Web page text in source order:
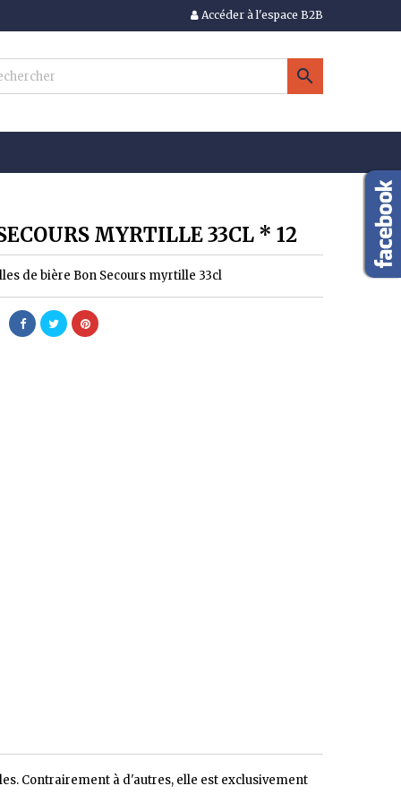
Accéder à l'espace B2B

MYRTILLE 33CL * 12
de bière Bon Secours myrtille 33cl
Contrairement à d'autres, elle est exclusivement